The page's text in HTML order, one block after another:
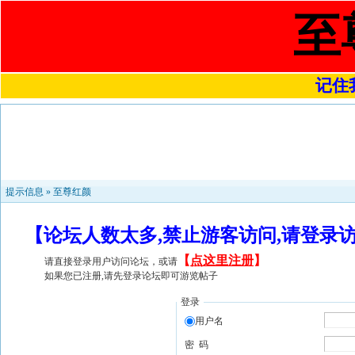
至
记住
提示信息 » 至尊红颜
【论坛人数太多,禁止游客访问,请登
请直接登录用户访问论坛，或请 【 点这里注册】
如果您已注册,请先登录论坛即可游览帖子
登录
用户名
密 码